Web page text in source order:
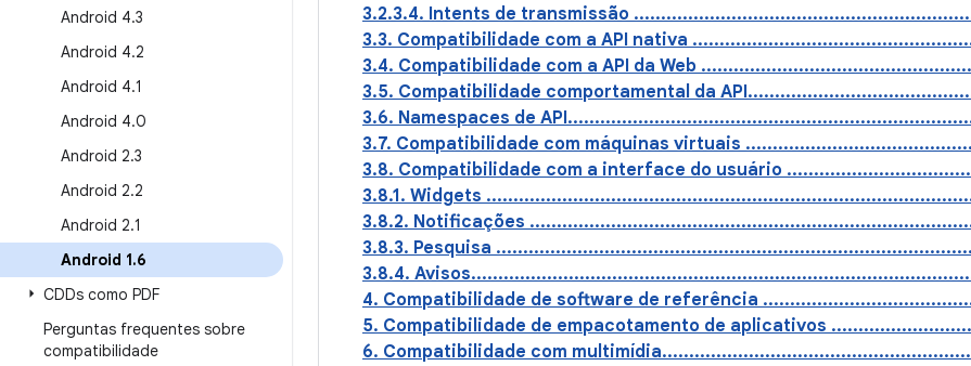
Android 4.3
Android 4.2
Android 4.1
Android 4.0
Android 2.3
Android 2.2
Android 2.1
Android 1.6
CDDs como PDF
Perguntas frequentes sobre
compatibilidade
3.2.3.4. Intents de transmissão
3.3. Compatibilidade com a API nativa
3.4. Compatibilidade com a API da Web
3.5. Compatibilidade comportamental da
3.6. Namespaces de
3.7. Compatibilidade com máquinas virtuais
3.8. Compatibilidade com a interface do usuário
3.8.1. Widgets
3.8.2. Notificações
3.8.3. Pesquisa
3.8.4.
4. Compatibilidade de software de referência
5. Compatibilidade de empacotamento de aplicativos
6. Compatibilidade com